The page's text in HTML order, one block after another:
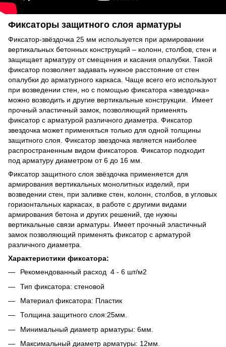
Фиксаторы защитного слоя арматуры
Фиксатор-звёздочка 25 мм используется при армировании
вертикальных бетонных конструкций – колонн, столбов, стен и
защищает арматуру от смещения и касания опалубки. Такой
фиксатор позволяет задавать нужное расстояние от стен
опалубки до арматурного каркаса. Чаще всего его используют
при возведении стен, но с помощью фиксатора «звездочка»
можно возводить и другие вертикальные конструкции. Имеет
прочный эластичный замок, позволяющий применять
фиксатор с арматурой различного диаметра. Фиксатор
звездочка может применяться только для одной толщины
защитного слоя. Фиксатор звездочка является наиболее
распространенным видом фиксаторов. Фиксатор подходит
под арматуру диаметром от 6 до 16 мм.
Фиксатор защитного слоя звёздочка применяется для
армирования вертикальных монолитных изделий, при
возведении стен, при заливке стен, колонн, столбов, в угловых
горизонтальных каркасах, в работе с другими видами
армирования бетона и других решений, где нужны
вертикальные связи арматуры. Имеет прочный эластичный
замок позволяющий применять фиксатор с арматурой
различного диаметра.
Характеристики фиксатора:
Рекомендованный расход 4 - 6 шт/м2
Тип фиксатора: стеновой
Материал фиксатора: Пластик
Толщина защитного слоя:25мм.
Минимальный диаметр арматуры: 6мм.
Максимальный диаметр арматуры: 12мм.